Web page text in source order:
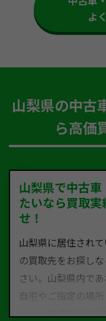
よ
山梨県の中古
ら高価
山梨県で中古
たいなら買取
せ！
山梨県に居住され
の買取先をお探し
さい。山梨県内で
自宅やご指定の場
いし、廃車までの